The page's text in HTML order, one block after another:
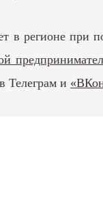
регионе при
Телеграм и